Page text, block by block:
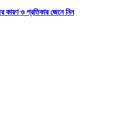
কারণ ও প্রতিকার জেনে নিন